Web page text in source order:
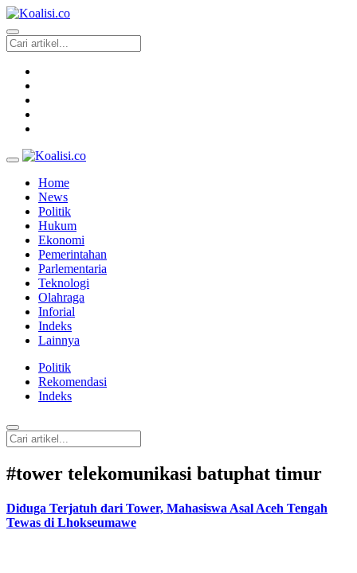
Home
News
Politik
Hukum
Ekonomi
Pemerintahan
Parlementaria
Teknologi
Olahraga
Inforial
Indeks
Lainnya
Politik
Rekomendasi
Indeks
#tower telekomunikasi batuphat timur
Diduga Terjatuh dari Tower, Mahasiswa Asal Aceh Tengah
Tewas di Lhokseumawe